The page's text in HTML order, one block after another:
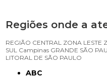
Regiões onde a
REGIÃO CENTRAL ZONA LESTE
SUL Campinas GRANDE SÃO
LITORAL DE SÃO PAULO
ABC